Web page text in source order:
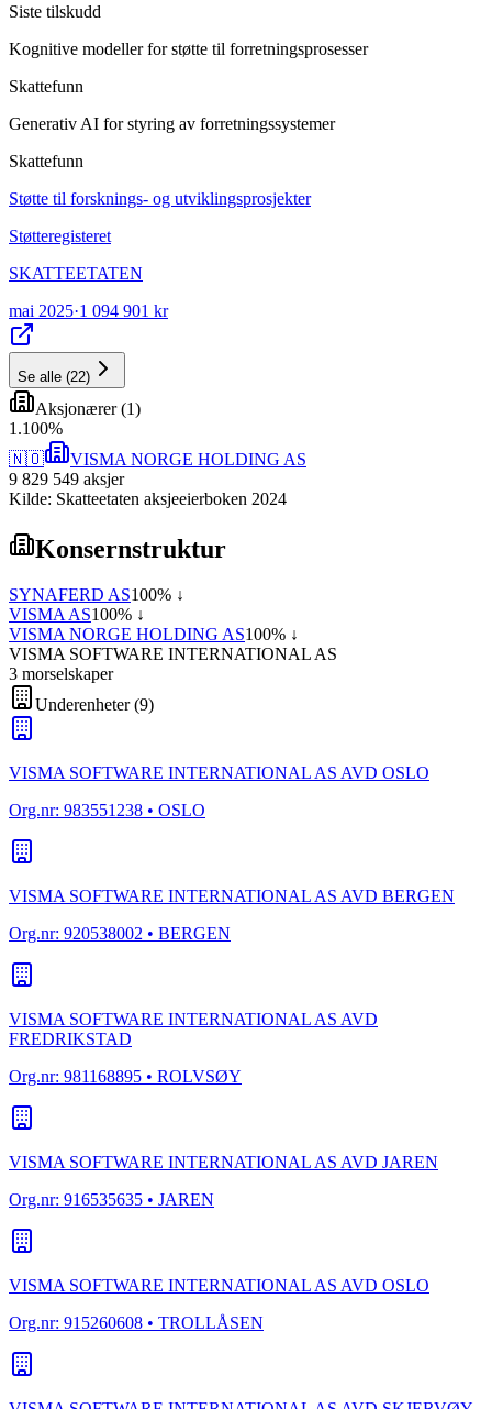
Siste tilskudd
Kognitive modeller for støtte til forretningsprosesser
Skattefunn
Generativ AI for styring av forretningssystemer
Skattefunn
Støtte til forsknings- og utviklingsprosjekter
Støtteregisteret
SKATTEETATEN
mai 2025·1 094 901 kr
Se alle (22)
Aksjonærer(1)
1 .100%
🇳🇴
VISMA NORGE HOLDING AS
9 829 549 aksjer
Kilde: Skatteetaten aksjeeierboken 2024
Konsernstruktur
SYNAFERD AS100% ↓
VISMA AS100% ↓
VISMA NORGE HOLDING AS100% ↓
VISMA SOFTWARE INTERNATIONAL AS
3 morselskaper
Underenheter(9)
VISMA SOFTWARE INTERNATIONAL AS AVD OSLO
Org.nr: 983551238 • OSLO
VISMA SOFTWARE INTERNATIONAL AS AVD BERGEN
Org.nr: 920538002 • BERGEN
VISMA SOFTWARE INTERNATIONAL AS AVD
FREDRIKSTAD
Org.nr: 981168895 • ROLVSØY
VISMA SOFTWARE INTERNATIONAL AS AVD JAREN
Org.nr: 916535635 • JAREN
VISMA SOFTWARE INTERNATIONAL AS AVD OSLO
Org.nr: 915260608 • TROLLÅSEN